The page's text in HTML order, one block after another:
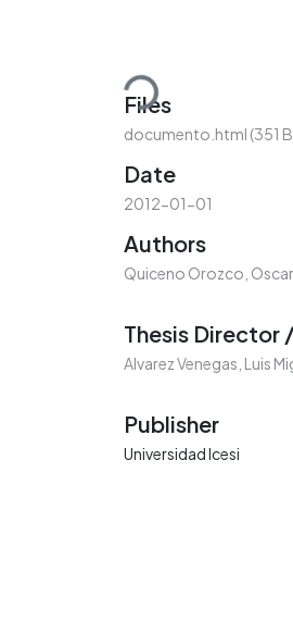
Loading...
Files
documento.html (351
Date
2012-01-01
Authors
Quiceno Orozco,
Thesis Director
Alvarez Venegas, Luis
Publisher
Universidad Icesi